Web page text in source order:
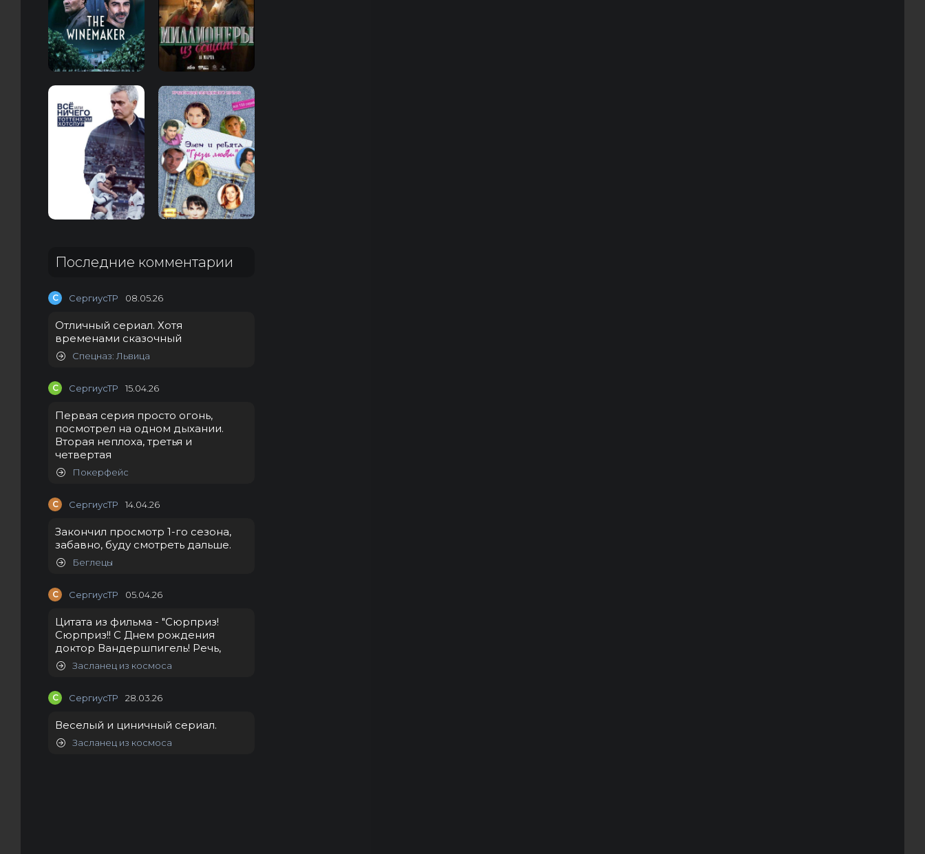
Последние комментарии
С СергиусТР 08.05.26
Отличный сериал. Хотя
временами сказочный
Спецназ: Львица
С СергиусТР 15.04.26
Первая серия просто огонь,
посмотрел на одном дыхании.
Вторая неплоха, третья и
четвертая
Покерфейс
С СергиусТР 14.04.26
Закончил просмотр 1-го сезона,
забавно, буду смотреть дальше.
Беглецы
С СергиусТР 05.04.26
Цитата из фильма - "Сюрприз!
Сюрприз!! С Днем рождения
доктор Вандершпигель! Речь,
Засланец из космоса
С СергиусТР 28.03.26
Веселый и циничный сериал.
Засланец из космоса